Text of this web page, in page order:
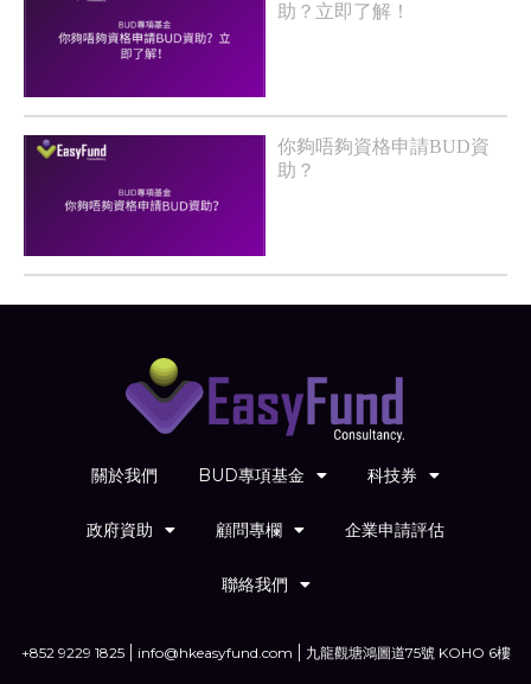
助？立即了解！
你夠唔夠資格申請BUD資
助？
關於我們 BUD專項基金 科技券
政府資助 顧問專欄 企業申請評估
聯絡我們
+852 9229 1825 info@hkeasyfund.com 九龍觀塘鴻圖道75號 KOHO 6樓